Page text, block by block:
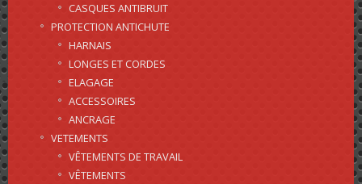
CASQUES ANTIBRUIT
PROTECTION ANTICHUTE
HARNAIS
LONGES ET CORDES
ELAGAGE
ACCESSOIRES
ANCRAGE
VETEMENTS
VÊTEMENTS DE TRAVAIL
VÊTEMENTS